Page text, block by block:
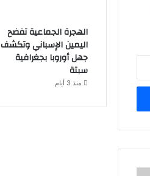
الهجرة الجماعية تفضح
اليمين الإسباني وتكشف
جهل أوروبا بجغرافية
سبتة
منذ 3 أيام